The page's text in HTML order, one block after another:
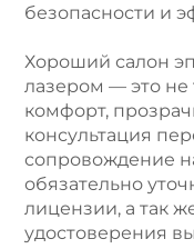
безопасности и
Хороший салон
лазером — это не
комфорт,
консультация
сопровождение
обязательно
лицензии, а так
удостоверения